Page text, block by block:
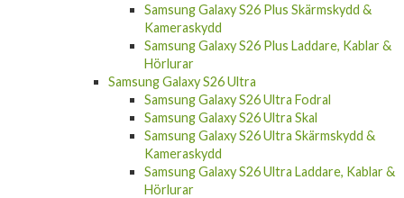
Samsung Galaxy S26 Plus Skärmskydd &
Kameraskydd
Samsung Galaxy S26 Plus Laddare, Kablar &
Hörlurar
Samsung Galaxy S26 Ultra
Samsung Galaxy S26 Ultra Fodral
Samsung Galaxy S26 Ultra Skal
Samsung Galaxy S26 Ultra Skärmskydd &
Kameraskydd
Samsung Galaxy S26 Ultra Laddare, Kablar &
Hörlurar